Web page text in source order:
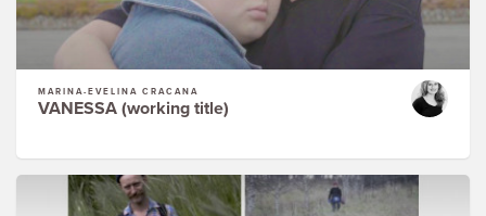
MARINA-EVELINA CRACANA
VANESSA (working title)